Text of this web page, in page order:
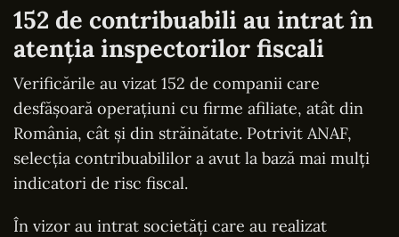
152 de contribuabili au intrat în
atenția inspectorilor fiscali
Verificările au vizat 152 de companii care
desfășoară operațiuni cu firme afiliate, atât din
România, cât și din străinătate. Potrivit ANAF,
selecția contribuabililor a avut la bază mai mulți
indicatori de risc fiscal.
În vizor au intrat societăți care au realizat